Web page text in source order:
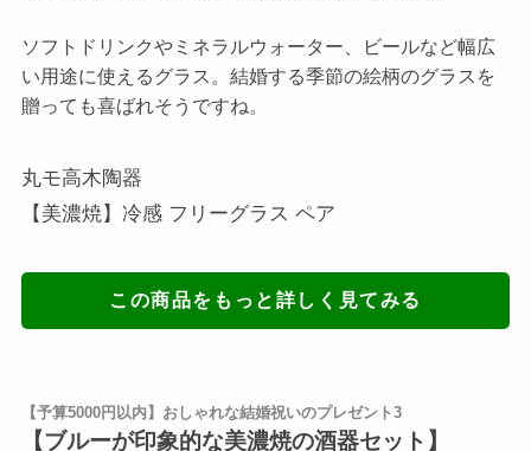
ソフトドリンクやミネラルウォーター、ビールなど幅広
い用途に使えるグラス。結婚する季節の絵柄のグラスを
贈っても喜ばれそうですね。
丸モ高木陶器
【美濃焼】冷感 フリーグラス ペア
この商品をもっと詳しく見てみる
【予算5000円以内】おしゃれな結婚祝いのプレゼント3
【ブルーが印象的な美濃焼の酒器セット】